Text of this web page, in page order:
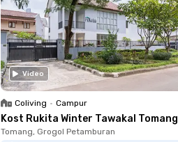
Video
Coliving • Campur
Kost Rukita Winter Tawakal Tomang
Tomang, Grogol Petamburan